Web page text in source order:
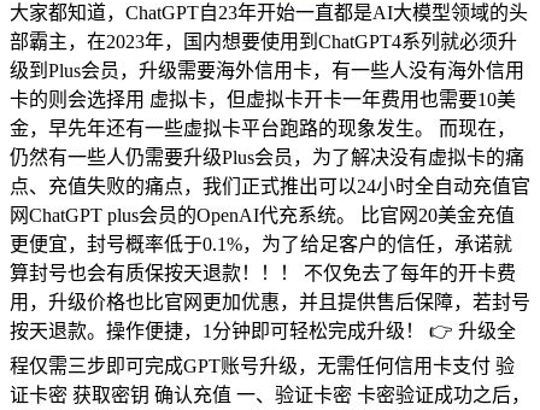
大家都知道，ChatGPT自23年开始一直都是AI大模型领域的头
部霸主，在2023年，国内想要使用到ChatGPT4系列就必须升
级到Plus会员，升级需要海外信用卡，有一些人没有海外信用
卡的则会选择用 虚拟卡，但虚拟卡开卡一年费用也需要10美
金，早先年还有一些虚拟卡平台跑路的现象发生。 而现在，
仍然有一些人仍需要升级Plus会员，为了解决没有虚拟卡的痛
点、充值失败的痛点，我们正式推出可以24小时全自动充值官
网ChatGPT plus会员的OpenAI代充系统。 比官网20美金充值
更便宜，封号概率低于0.1%，为了给足客户的信任，承诺就
算封号也会有质保按天退款！！！ 不仅免去了每年的开卡费
用，升级价格也比官网更加优惠，并且提供售后保障，若封号
按天退款。操作便捷，1分钟即可轻松完成升级！ 👉 升级全
程仅需三步即可完成GPT账号升级，无需任何信用卡支付 验
证卡密 获取密钥 确认充值 一、验证卡密 卡密验证成功之后，